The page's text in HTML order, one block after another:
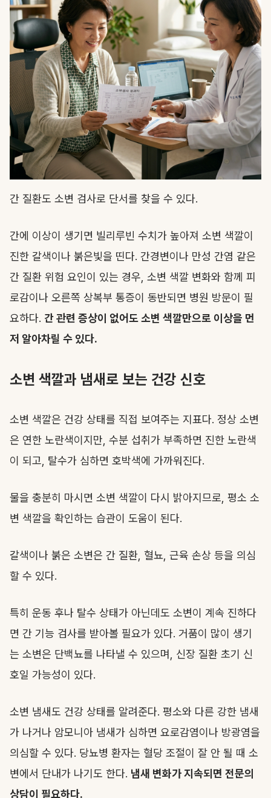
간 질환도 소변 검사로 단서를 찾을 수 있다.
간에 이상이 생기면 빌리루빈 수치가 높아져 소변 색깔이
진한 갈색이나 붉은빛을 띤다. 간경변이나 만성 간염 같은
간 질환 위험 요인이 있는 경우, 소변 색깔 변화와 함께 피
로감이나 오른쪽 상복부 통증이 동반되면 병원 방문이 필
요하다. 간 관련 증상이 없어도 소변 색깔만으로 이상을 먼
저 알아차릴 수 있다.
소변 색깔과 냄새로 보는 건강 신호
소변 색깔은 건강 상태를 직접 보여주는 지표다. 정상 소변
은 연한 노란색이지만, 수분 섭취가 부족하면 진한 노란색
이 되고, 탈수가 심하면 호박색에 가까워진다.
물을 충분히 마시면 소변 색깔이 다시 밝아지므로, 평소 소
변 색깔을 확인하는 습관이 도움이 된다.
갈색이나 붉은 소변은 간 질환, 혈뇨, 근육 손상 등을 의심
할 수 있다.
특히 운동 후나 탈수 상태가 아닌데도 소변이 계속 진하다
면 간 기능 검사를 받아볼 필요가 있다. 거품이 많이 생기
는 소변은 단백뇨를 나타낼 수 있으며, 신장 질환 초기 신
호일 가능성이 있다.
소변 냄새도 건강 상태를 알려준다. 평소와 다른 강한 냄새
가 나거나 암모니아 냄새가 심하면 요로감염이나 방광염을
의심할 수 있다. 당뇨병 환자는 혈당 조절이 잘 안 될 때 소
변에서 단내가 나기도 한다. 냄새 변화가 지속되면 전문의
상담이 필요하다.